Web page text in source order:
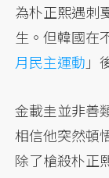
為朴正熙遇刺
生。但韓國在
月民主運動 」
金載圭並非善
相信他突然頓
除了槍殺朴正